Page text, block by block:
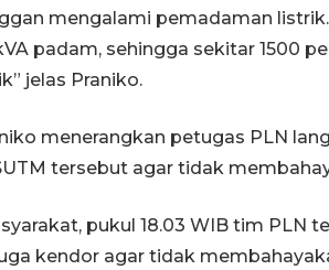
mengalami pemadaman listrik.
padam, sehingga sekitar 1500
jelas Praniko.
menerangkan petugas PLN
tersebut agar tidak
pukul 18.03 WIB tim PLN
kendor agar tidak